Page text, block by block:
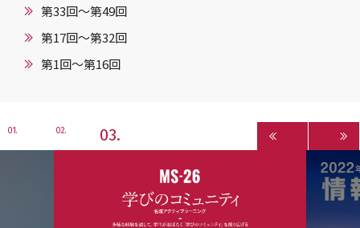
第33回〜第49回
第17回〜第32回
第1回〜第16回
1 2 3